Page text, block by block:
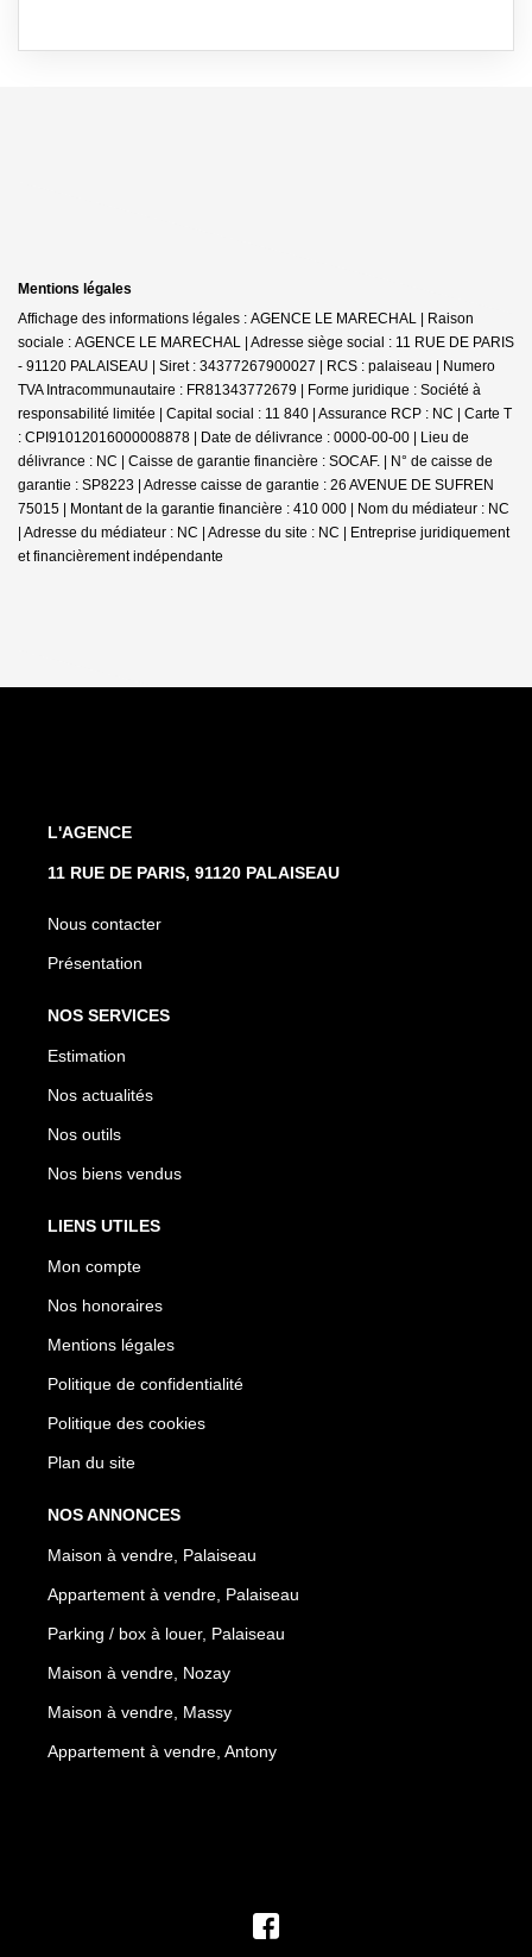
Mentions légales
Affichage des informations légales : AGENCE LE MARECHAL | Raison
sociale : AGENCE LE MARECHAL | Adresse siège social : 11 RUE DE PARIS
- 91120 PALAISEAU | Siret : 34377267900027 | RCS : palaiseau | Numero
TVA Intracommunautaire : FR81343772679 | Forme juridique : Société à
responsabilité limitée | Capital social : 11 840 | Assurance RCP : NC | Carte T
: CPI91012016000008878 | Date de délivrance : 0000-00-00 | Lieu de
délivrance : NC | Caisse de garantie financière : SOCAF. | N° de caisse de
garantie : SP8223 | Adresse caisse de garantie : 26 AVENUE DE SUFREN
75015 | Montant de la garantie financière : 410 000 | Nom du médiateur : NC
| Adresse du médiateur : NC | Adresse du site : NC | Entreprise juridiquement
et financièrement indépendante
L'AGENCE
11 RUE DE PARIS, 91120 PALAISEAU
Nous contacter
Présentation
NOS SERVICES
Estimation
Nos actualités
Nos outils
Nos biens vendus
LIENS UTILES
Mon compte
Nos honoraires
Mentions légales
Politique de confidentialité
Politique des cookies
Plan du site
NOS ANNONCES
Maison à vendre, Palaiseau
Appartement à vendre, Palaiseau
Parking / box à louer, Palaiseau
Maison à vendre, Nozay
Maison à vendre, Massy
Appartement à vendre, Antony